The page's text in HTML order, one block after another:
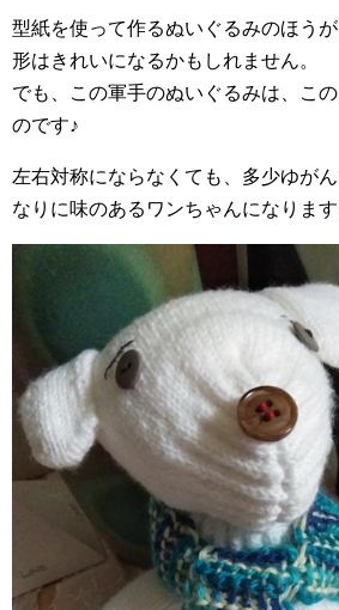
型紙を使って作るぬいぐるみのほう
形はきれいになるかもしれません。
でも、この軍手のぬいぐるみは、この
のです♪
左右対称にならなくても、多少ゆが
なりに味のあるワンちゃんになります